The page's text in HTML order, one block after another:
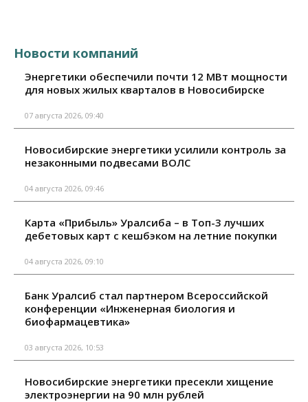
Новости компаний
Энергетики обеспечили почти 12 МВт мощности
для новых жилых кварталов в Новосибирске
07 августа 2026, 09:40
Новосибирские энергетики усилили контроль за
незаконными подвесами ВОЛС
04 августа 2026, 09:46
Карта «Прибыль» Уралсиба – в Топ-3 лучших
дебетовых карт с кешбэком на летние покупки
04 августа 2026, 09:10
Банк Уралсиб стал партнером Всероссийской
конференции «Инженерная биология и
биофармацевтика»
03 августа 2026, 10:53
Новосибирские энергетики пресекли хищение
электроэнергии на 90 млн рублей